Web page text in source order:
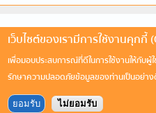
เว็บไซต์ของเรามีการใช้งานคุกกี้
เพื่อมอบประสบการณ์ที่ดีในการใช้งานให้กับผู้
รักษาความปลอดภัยข้อมูลของท่านเป็นอย่า
ยอมรับ ไม่ยอมรับ